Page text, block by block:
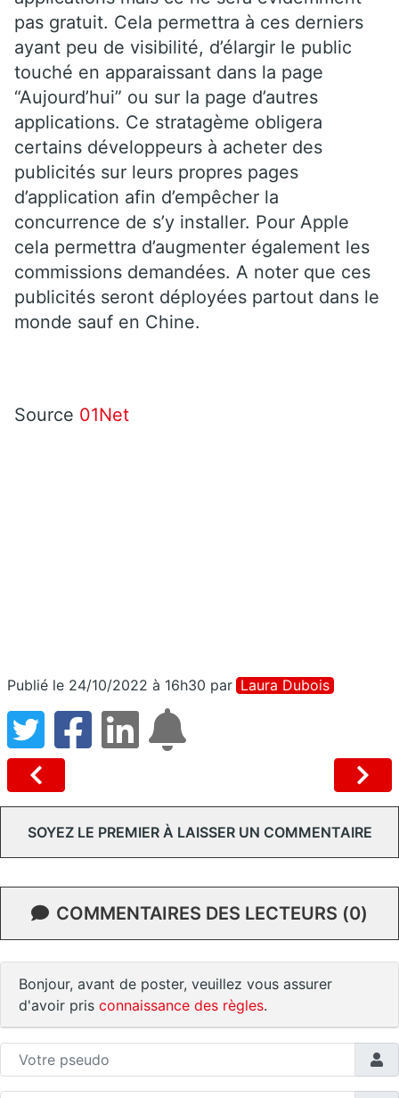
pas gratuit. Cela permettra à ces derniers
ayant peu de visibilité, d’élargir le public
touché en apparaissant dans la page
“Aujourd’hui” ou sur la page d’autres
applications. Ce stratagème obligera
certains développeurs à acheter des
publicités sur leurs propres pages
d’application afin d’empêcher la
concurrence de s’y installer. Pour Apple
cela permettra d’augmenter également les
commissions demandées. A noter que ces
publicités seront déployées partout dans le
monde sauf en Chine.
Source 01Net
Publié le 24/10/2022 à 16h30 par Laura Dubois
SOYEZ LE PREMIER À LAISSER UN COMMENTAIRE
COMMENTAIRES DES LECTEURS (0)
Bonjour, avant de poster, veuillez vous assurer
d'avoir pris connaissance des règles.